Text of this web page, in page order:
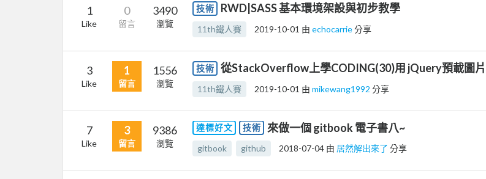
1
Like
0
留言
3490
瀏覽
技術 RWD|SASS 基本環境架設與初步教學
11th鐵人賽 2019-10-01 由 echocarrie分享
3
Like
1
留言
1556
瀏覽
技術 從StackOverflow上學CODING(30)用 jQuery預載圖片
11th鐵人賽 2019-10-01 由 mikewang1992 分享
7
Like
3
留言
9386
瀏覽
達標好文 技術 來做一個 gitbook 電子書八~
gitbook github 2018-07-04 由 居然解出來了 分享